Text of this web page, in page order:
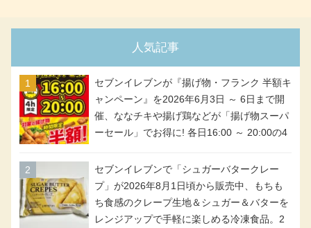
人気記事
セブンイレブンが『揚げ物・フランク 半額キ
ャンペーン』を2026年6月3日 ～ 6日まで開
催、ななチキや揚げ鶏などが「揚げ物スーパ
ーセール」でお得に! 各日16:00 ～ 20:00の4
アメリカンドッグが税抜き69円!
セブンイレブンで「シュガーバタークレー
プ」が2026年8月1日頃から販売中、もちも
ち食感のクレープ生地＆シュガー＆バターを
レンジアップで手軽に楽しめる冷凍食品。2